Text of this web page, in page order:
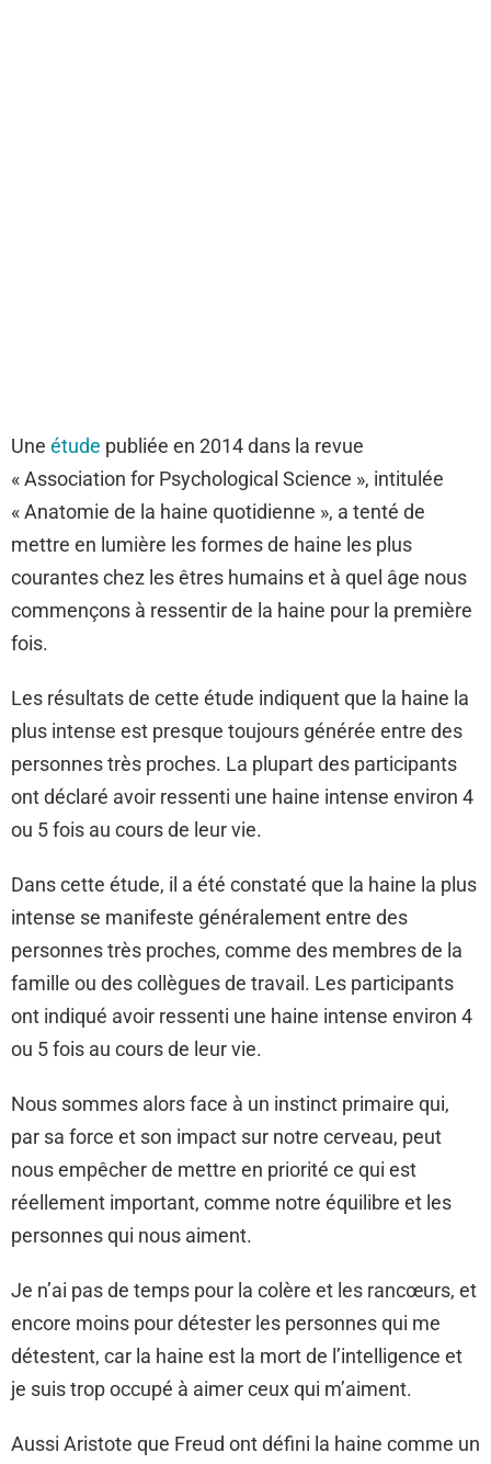
Une étude publiée en 2014 dans la revue
« Association for Psychological Science », intitulée
« Anatomie de la haine quotidienne », a tenté de
mettre en lumière les formes de haine les plus
courantes chez les êtres humains et à quel âge nous
commençons à ressentir de la haine pour la première
fois.
Les résultats de cette étude indiquent que la haine la
plus intense est presque toujours générée entre des
personnes très proches. La plupart des participants
ont déclaré avoir ressenti une haine intense environ 4
ou 5 fois au cours de leur vie.
Dans cette étude, il a été constaté que la haine la plus
intense se manifeste généralement entre des
personnes très proches, comme des membres de la
famille ou des collègues de travail. Les participants
ont indiqué avoir ressenti une haine intense environ 4
ou 5 fois au cours de leur vie.
Nous sommes alors face à un instinct primaire qui,
par sa force et son impact sur notre cerveau, peut
nous empêcher de mettre en priorité ce qui est
réellement important, comme notre équilibre et les
personnes qui nous aiment.
Je n’ai pas de temps pour la colère et les rancœurs, et
encore moins pour détester les personnes qui me
détestent, car la haine est la mort de l’intelligence et
je suis trop occupé à aimer ceux qui m’aiment.
Aussi Aristote que Freud ont défini la haine comme un